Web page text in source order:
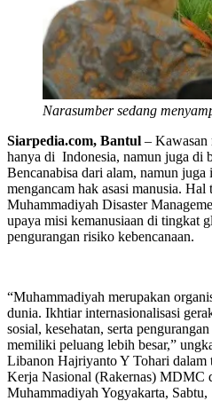
Narasumber sedang
Siarpedia.com, Bantul – Kawasan
hanya di Indonesia, namun juga di
Bencanabisa dari alam, namun
mengancam hak asasi manusia. Hal
Muhammadiyah Disaster
upaya misi kemanusiaan di tingkat
pengurangan risiko kebencanaan.
“Muhammadiyah merupakan
dunia. Ikhtiar internasionalisasi
sosial, kesehatan, serta
memiliki peluang lebih besar,”
Libanon Hajriyanto Y Tohari dalam
Kerja Nasional (Rakernas) MDMC
Muhammadiyah Yogyakarta, Sabtu,